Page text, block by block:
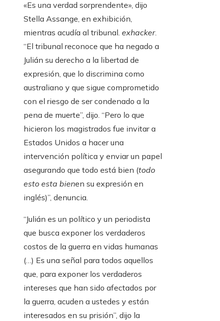
«Es una verdad sorprendente», dijo
Stella Assange, en exhibición,
mientras acudía al tribunal. exhacker.
“El tribunal reconoce que ha negado a
Julián su derecho a la libertad de
expresión, que lo discrimina como
australiano y que sigue comprometido
con el riesgo de ser condenado a la
pena de muerte”, dijo. “Pero lo que
hicieron los magistrados fue invitar a
Estados Unidos a hacer una
intervención política y enviar un papel
asegurando que todo está bien (todo
esto esta bienen su expresión en
inglés)”, denuncia.
“Julián es un político y un periodista
que busca exponer los verdaderos
costos de la guerra en vidas humanas
(…) Es una señal para todos aquellos
que, para exponer los verdaderos
intereses que han sido afectados por
la guerra, acuden a ustedes y están
interesados ​​en su prisión”, dijo la